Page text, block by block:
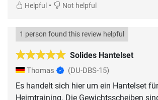
Helpful • Not helpful
Solides Hantelset
1 person found this review helpful
Thomas (DU-DBS-15)
Es handelt sich hier um ein Hantelset
Heimtraining. Die Gewichtsscheiben